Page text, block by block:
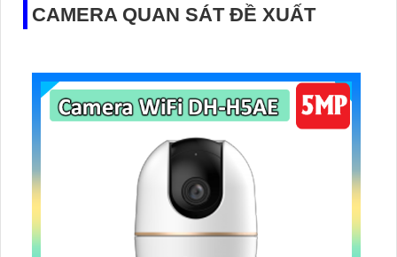
CAMERA QUAN SÁT ĐỀ XUẤT